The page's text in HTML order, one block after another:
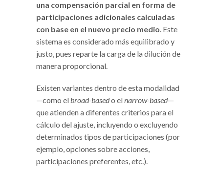
una compensación parcial en forma de
participaciones adicionales calculadas
con base en el nuevo precio medio. Este
sistema es considerado más equilibrado y
justo, pues reparte la carga de la dilución de
manera proporcional.
Existen variantes dentro de esta modalidad
—como elbroad-basedo elnarrow-based—
que atienden a diferentes criterios para el
cálculo del ajuste, incluyendo o excluyendo
determinados tipos de participaciones (por
ejemplo, opciones sobre acciones,
participaciones preferentes, etc.).